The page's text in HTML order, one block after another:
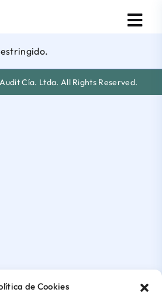
de Cookies
Cía. Ltda. All Rights Reserved.